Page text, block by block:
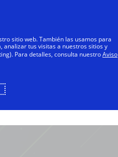
sitio web. También las usamos para
tus visitas a nuestros sitios y
Para detalles, consulta nuestroAviso